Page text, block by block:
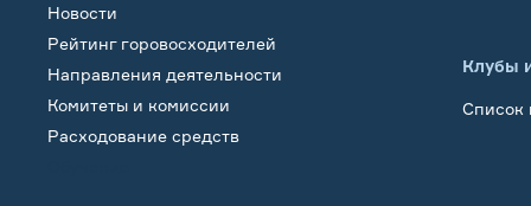
Новости
Рейтинг горовосходителей
Направления деятельности
Комитеты и комиссии
Расходование средств
Клубы
Список